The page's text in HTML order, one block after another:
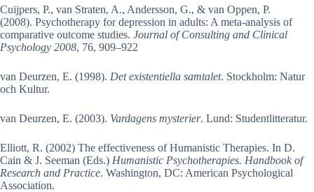
Cuijpers, P., van Straten, A., Andersson, G., & van Oppen, P.
(2008). Psychotherapy for depression in adults: A meta-analysis of
comparative outcome studies. Journal of Consulting and Clinical
Psychology 2008, 76, 909–922
van Deurzen, E. (1998). Det existentiella samtalet. Stockholm: Natur
och Kultur.
van Deurzen, E. (2003). Vardagens mysterier. Lund: Studentlitteratur.
Elliott, R. (2002) The effectiveness of Humanistic Therapies. In D.
Cain & J. Seeman (Eds.) Humanistic Psychotherapies. Handbook of
Research and Practice. Washington, DC: American Psychological
Association.